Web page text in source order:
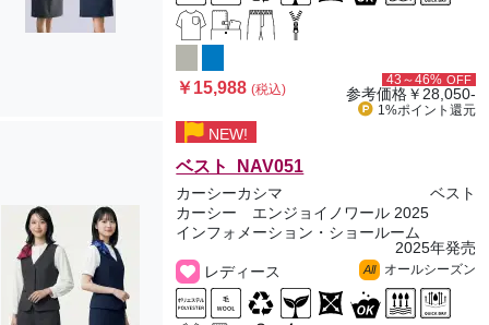
￥15,988(税込)
43～46% OFF
参考価格￥28,050-
1%ポイント 還元
NEW!
ベスト NAV051
カーシーカシマ
ベスト
カーシー エンジョイノワール 2025
インフォメーション・ショールーム
2025年発売
レディース
All オールシーズン